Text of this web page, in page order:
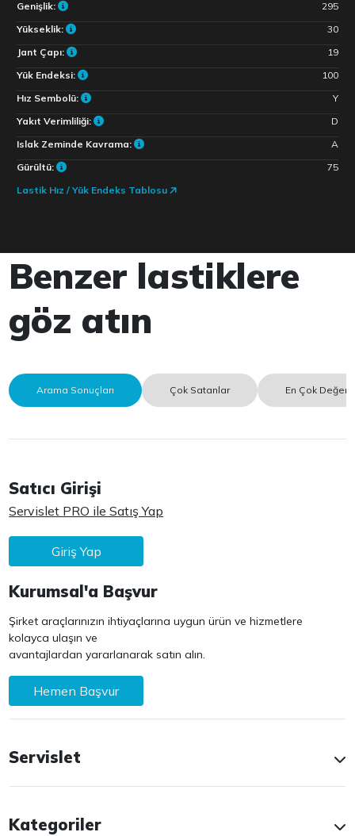
Genişlik:
295
Yükseklik:
30
Jant Çapı:
19
Yük Endeksi:
100
Hız Sembolü:
Y
Yakıt Verimliliği:
D
Islak Zeminde Kavrama:
A
Gürültü:
75
Lastik Hız / Yük Endeks Tablosu
Benzer lastiklere
göz atın
Arama Sonuçları Çok Satanlar En Çok
Satıcı Girişi
Servislet PRO ile Satış Yap
Giriş Yap
Kurumsal'a Başvur
Şirket araçlarınızın ihtiyaçlarına uygun ürün ve hizmetlere
kolayca ulaşın ve
avantajlardan yararlanarak satın alın.
Hemen Başvur
Servislet
Kategoriler